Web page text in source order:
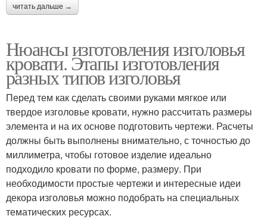
читать дальше →
Нюансы изготовления изголовья
кровати. Этапы изготовления
разных типов изголовья
Перед тем как сделать своими руками мягкое или
твердое изголовье кровати, нужно рассчитать размеры
элемента и на их основе подготовить чертежи. Расчеты
должны быть выполнены внимательно, с точностью до
миллиметра, чтобы готовое изделие идеально
подходило кровати по форме, размеру. При
необходимости простые чертежи и интересные идеи
декора изголовья можно подобрать на специальных
тематических ресурсах.